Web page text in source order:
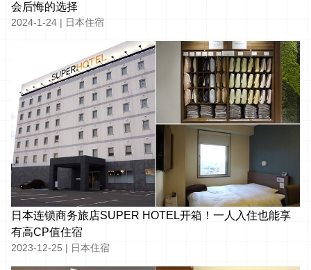
会后悔的选择
2024-1-24 | 日本住宿
日本连锁商务旅店SUPER HOTEL开箱！一人入住也能享
有高CP值住宿
2023-12-25 | 日本住宿